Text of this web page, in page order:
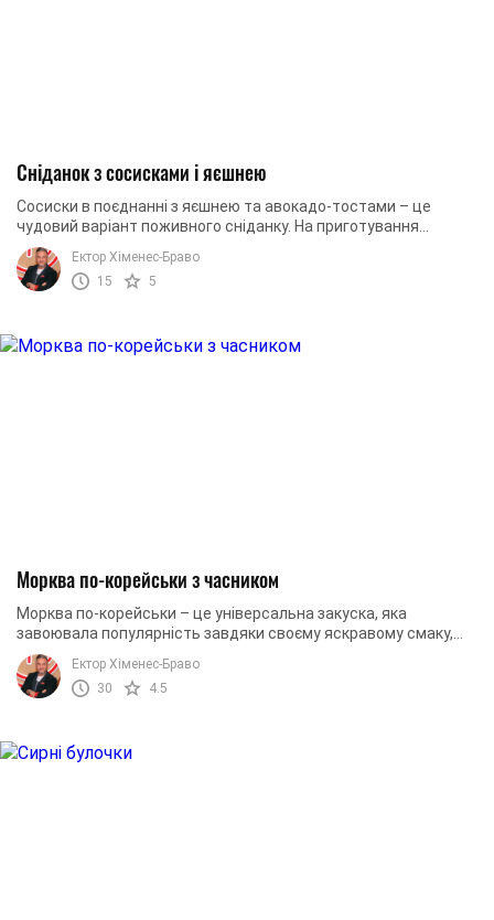
Сніданок з сосисками і яєшнею
Сосиски в поєднанні з яєшнею та авокадо-тостами – це
чудовий варіант поживного сніданку. На приготування
витрачається мінімум часу. При цьому, ви ...
Ектор Хіменес-Браво
15
5
Морква по-корейськи з часником
Морква по-корейськи – це універсальна закуска, яка
завоювала популярність завдяки своєму яскравому смаку,
аромату спецій та простоті приготування. ...
Ектор Хіменес-Браво
30
4.5